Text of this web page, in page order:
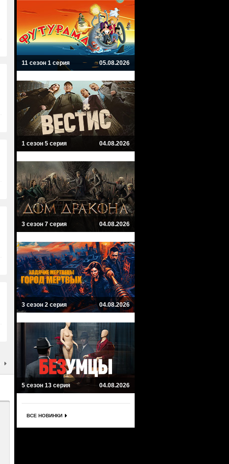
11 сезон 1 серия 05.08.2026
1 сезон 5 серия 04.08.2026
3 сезон 7 серия 04.08.2026
3 сезон 2 серия 04.08.2026
5 сезон 13 серия 04.08.2026
ВСЕ НОВИНКИ